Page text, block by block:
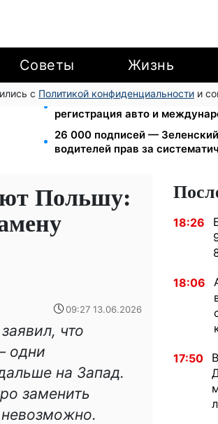
Советы Жизнь
с Политикой конфиденциальности и
10 заявок — и МСЦ МВД
регистрация авто и
26 000 подписей —
водителей прав за
Польшу:
09:27 13.06.2026
что
одни
на Запад.
заменить
18:26
18:06
17:50